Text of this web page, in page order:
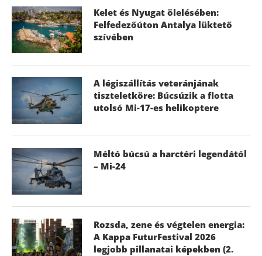
Kelet és Nyugat ölelésében:
Felfedezőúton Antalya lüktető
szívében
A légiszállítás veteránjának
tiszteletköre: Búcsúzik a flotta
utolsó Mi-17-es helikoptere
Méltó búcsú a harctéri legendától
– Mi-24
Rozsda, zene és végtelen energia:
A Kappa FuturFestival 2026
legjobb pillanatai képekben (2.